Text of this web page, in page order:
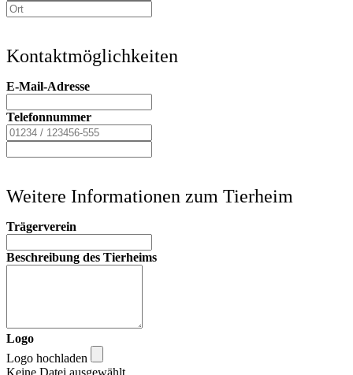
Kontaktmöglichkeiten
E-Mail-Adresse
Telefonnummer
Weitere Informationen zum Tierheim
Trägerverein
Beschreibung des Tierheims
Logo
Logo hochladen
Keine Datei ausgewählt